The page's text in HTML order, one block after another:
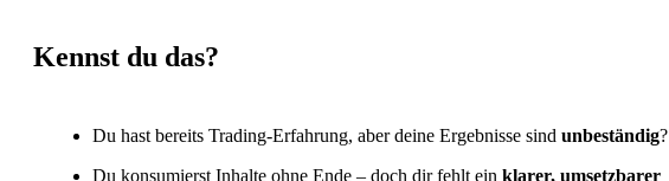
Kennst du das?
Du hast bereits Trading-Erfahrung, aber deine Ergebnisse sind unbeständig?
Du konsumierst Inhalte ohne Ende – doch dir fehlt ein klarer, umsetzbarer